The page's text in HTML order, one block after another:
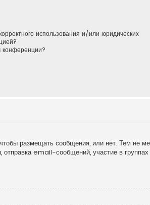
использования и/или юридических
конференции?
размещать сообщения, или нет. Тем не
email-сообщений, участие в группах